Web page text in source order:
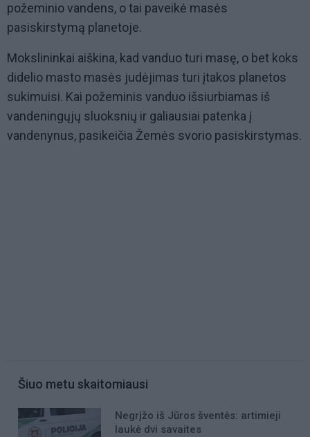
požeminio vandens, o tai paveikė masės
pasiskirstymą planetoje.
Mokslininkai aiškina, kad vanduo turi masę, o bet koks
didelio masto masės judėjimas turi įtakos planetos
sukimuisi. Kai požeminis vanduo išsiurbiamas iš
vandeningųjų sluoksnių ir galiausiai patenka į
vandenynus, pasikeičia Žemės svorio pasiskirstymas.
Šiuo metu skaitomiausi
Negrįžo iš Jūros šventės: artimieji
laukė dvi savaites